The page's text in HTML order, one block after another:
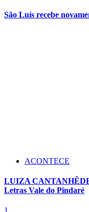
São Luís recebe
ACONTECE
LUIZA
Letras Vale do Pindaré